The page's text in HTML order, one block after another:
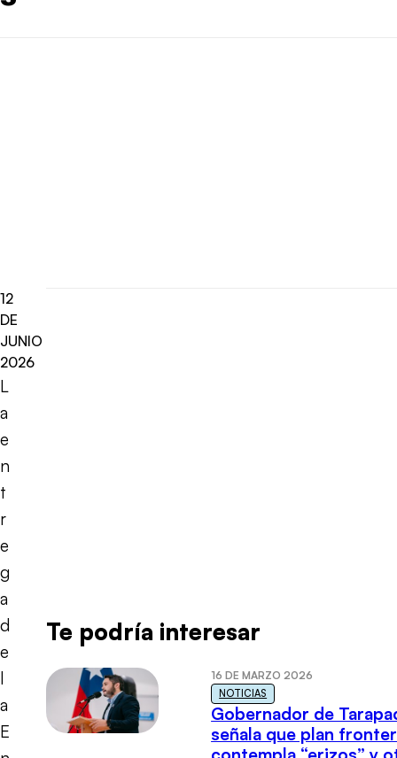
12
DE
JUNIO
2026
L
a
e
n
t
r
e
g
a
d
e
l
a
E
Te podría interesar
16 DE MARZO 2026
NOTICIAS
Gobernador de
señala que plan